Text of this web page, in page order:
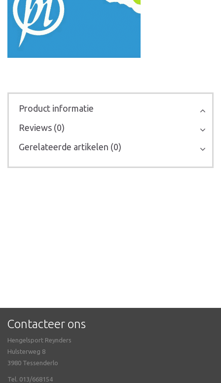
Product informatie
Reviews (0)
Gerelateerde artikelen (0)
Contacteer ons
Hengelsport Reynders
Hulsterweg 8
3980 Tessenderlo
Tel. 013/668154